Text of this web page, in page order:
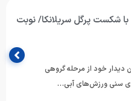
گذشت/ پیروزی ارزشمند
خود از رقابت‌های دوازدهمین
آبی آسیا،…